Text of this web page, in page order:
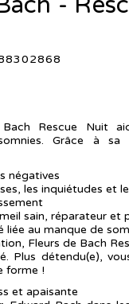
Rescue Nuit
Grâce à sa
négatives
les inquiétudes et
sain, réparateur et
liée au manque de
Fleurs de Bach
Plus détendu(e),
forme !
et apaisante